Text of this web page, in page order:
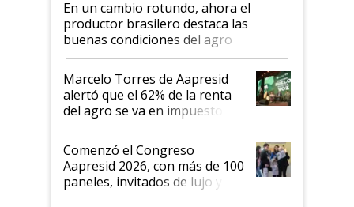
En un cambio rotundo, ahora el
productor brasilero destaca las
buenas condiciones del agro
argentino para invertir: "Los veo
más motivados"
Marcelo Torres de Aapresid
alertó que el 62% de la renta
del agro se va en impuestos:
"No es bueno que en
Argentina se sigan discutiendo
las mismas cosas de hace 50
años"
Comenzó el Congreso
Aapresid 2026, con más de 100
paneles, invitados de lujo y
todas las tendencias